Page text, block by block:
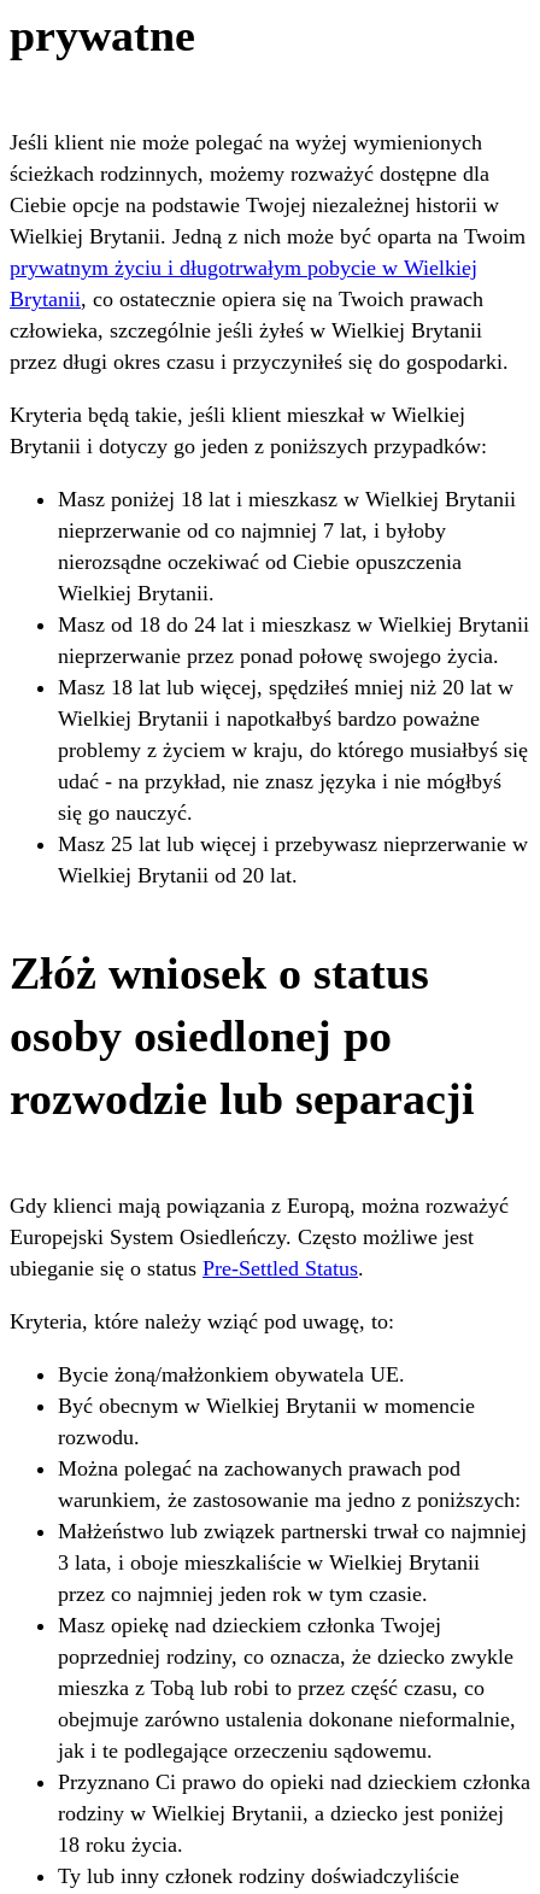
prywatne
Jeśli klient nie może polegać na wyżej wymienionych
ścieżkach rodzinnych, możemy rozważyć dostępne dla
Ciebie opcje na podstawie Twojej niezależnej historii w
Wielkiej Brytanii. Jedną z nich może być oparta na Twoim
prywatnym życiu i długotrwałym pobycie w Wielkiej
Brytanii, co ostatecznie opiera się na Twoich prawach
człowieka, szczególnie jeśli żyłeś w Wielkiej Brytanii
przez długi okres czasu i przyczyniłeś się do gospodarki.
Kryteria będą takie, jeśli klient mieszkał w Wielkiej
Brytanii i dotyczy go jeden z poniższych przypadków:
Masz poniżej 18 lat i mieszkasz w Wielkiej Brytanii
nieprzerwanie od co najmniej 7 lat, i byłoby
nierozsądne oczekiwać od Ciebie opuszczenia
Wielkiej Brytanii.
Masz od 18 do 24 lat i mieszkasz w Wielkiej Brytanii
nieprzerwanie przez ponad połowę swojego życia.
Masz 18 lat lub więcej, spędziłeś mniej niż 20 lat w
Wielkiej Brytanii i napotkałbyś bardzo poważne
problemy z życiem w kraju, do którego musiałbyś się
udać - na przykład, nie znasz języka i nie mógłbyś
się go nauczyć.
Masz 25 lat lub więcej i przebywasz nieprzerwanie w
Wielkiej Brytanii od 20 lat.
Złóż wniosek o status
osoby osiedlonej po
rozwodzie lub separacji
Gdy klienci mają powiązania z Europą, można rozważyć
Europejski System Osiedleńczy. Często możliwe jest
ubieganie się o status Pre-Settled Status.
Kryteria, które należy wziąć pod uwagę, to:
Bycie żoną/małżonkiem obywatela UE.
Być obecnym w Wielkiej Brytanii w momencie
rozwodu.
Można polegać na zachowanych prawach pod
warunkiem, że zastosowanie ma jedno z poniższych:
Małżeństwo lub związek partnerski trwał co najmniej
3 lata, i oboje mieszkaliście w Wielkiej Brytanii
przez co najmniej jeden rok w tym czasie.
Masz opiekę nad dzieckiem członka Twojej
poprzedniej rodziny, co oznacza, że dziecko zwykle
mieszka z Tobą lub robi to przez część czasu, co
obejmuje zarówno ustalenia dokonane nieformalnie,
jak i te podlegające orzeczeniu sądowemu.
Przyznano Ci prawo do opieki nad dzieckiem członka
rodziny w Wielkiej Brytanii, a dziecko jest poniżej
18 roku życia.
Ty lub inny członek rodziny doświadczyliście